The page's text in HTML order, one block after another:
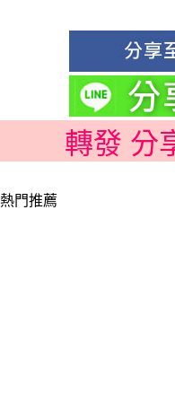
轉發 分
熱門推薦